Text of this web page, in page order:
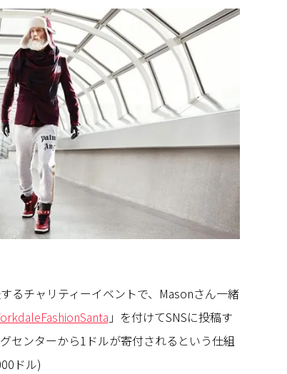
るチャリティーイベントで、Masonさん一緒
」を付けてSNSに投稿す
センターから1ドルが寄付されるという仕組
ドル)